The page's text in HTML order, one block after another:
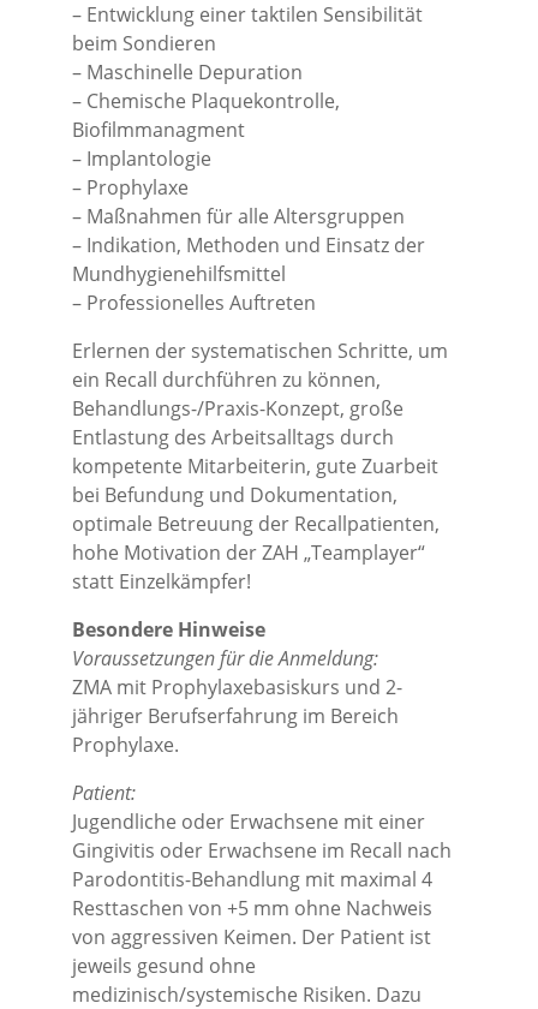
– Entwicklung einer taktilen Sensibilität
beim Sondieren
– Maschinelle Depuration
– Chemische Plaquekontrolle,
Biofilmmanagment
– Implantologie
– Prophylaxe
– Maßnahmen für alle Altersgruppen
– Indikation, Methoden und Einsatz der
Mundhygienehilfsmittel
– Professionelles Auftreten
Erlernen der systematischen Schritte, um
ein Recall durchführen zu können,
Behandlungs-/Praxis-Konzept, große
Entlastung des Arbeitsalltags durch
kompetente Mitarbeiterin, gute Zuarbeit
bei Befundung und Dokumentation,
optimale Betreuung der Recallpatienten,
hohe Motivation der ZAH „Teamplayer“
statt Einzelkämpfer!
Besondere Hinweise
Voraussetzungen für die Anmeldung:
ZMA mit Prophylaxebasiskurs und 2-
jähriger Berufserfahrung im Bereich
Prophylaxe.
Patient:
Jugendliche oder Erwachsene mit einer
Gingivitis oder Erwachsene im Recall nach
Parodontitis-Behandlung mit maximal 4
Resttaschen von +5 mm ohne Nachweis
von aggressiven Keimen. Der Patient ist
jeweils gesund ohne
medizinisch/systemische Risiken. Dazu